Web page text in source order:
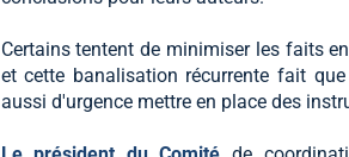
Certains tentent de minimiser les faits
et cette banalisation récurrente fait
aussi d'urgence mettre en place des